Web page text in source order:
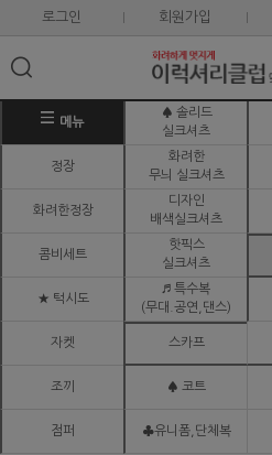
로그인 회원가입
메뉴
♠ 솔리드
실크셔츠
정장
화려한
무늬 실크셔츠
화려한정장
디자인
배색실크셔츠
콤비세트
핫픽스
실크셔츠
★ 턱시도
♬ 특수복
(무대.공연,댄스)
자켓 스카프
조끼 ♠ 코트
점퍼 ♣유니폼,단체복